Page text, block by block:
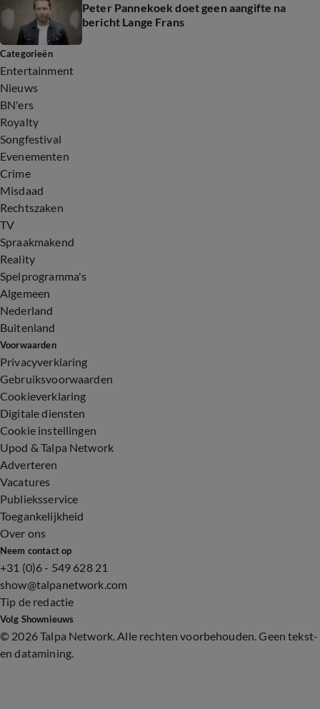
Peter Pannekoek doet geen aangifte na
bericht Lange Frans
Categorieën
Entertainment
Nieuws
BN'ers
Royalty
Songfestival
Evenementen
Crime
Misdaad
Rechtszaken
TV
Spraakmakend
Reality
Spelprogramma's
Algemeen
Nederland
Buitenland
Voorwaarden
Privacyverklaring
Gebruiksvoorwaarden
Cookieverklaring
Digitale diensten
Cookie instellingen
Upod & Talpa Network
Adverteren
Vacatures
Publieksservice
Toegankelijkheid
Over ons
Neem contact op
+31 (0)6 - 549 628 21
show@talpanetwork.com
Tip de redactie
Volg Shownieuws
© 2026 Talpa Network. Alle rechten voorbehouden. Geen tekst-
en datamining.